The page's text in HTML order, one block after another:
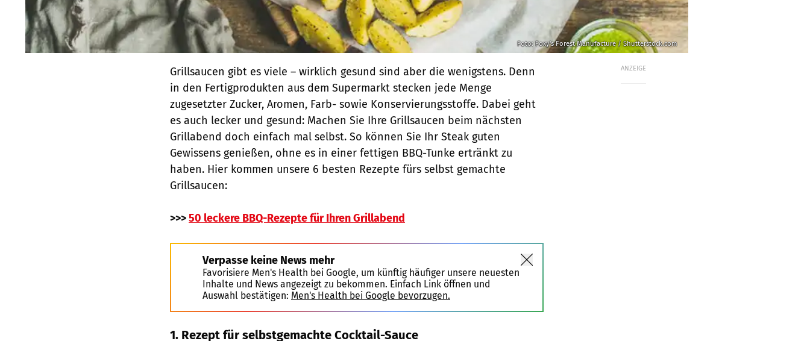
Foto: Foxy's Forest Manufacture / Shutterstock.com
ANZEIGE
Grillsaucen gibt es viele – wirklich gesund sind aber die wenigstens. Denn
in den Fertigprodukten aus dem Supermarkt stecken jede Menge
zugesetzter Zucker, Aromen, Farb- sowie Konservierungsstoffe. Dabei geht
es auch lecker und gesund: Machen Sie Ihre Grillsaucen beim nächsten
Grillabend doch einfach mal selbst. So können Sie Ihr Steak guten
Gewissens genießen, ohne es in einer fettigen BBQ-Tunke ertränkt zu
haben. Hier kommen unsere 6 besten Rezepte fürs selbst gemachte
Grillsaucen:
>>>50 leckere BBQ-Rezepte für Ihren Grillabend
Verpasse keine News mehr
Favorisiere Men's Health bei Google, um künftig häufiger unsere neuesten
Inhalte und News angezeigt zu bekommen. Einfach Link öffnen und
Auswahl bestätigen: Men's Health bei Google bevorzugen.
1. Rezept für selbstgemachte Cocktail-Sauce